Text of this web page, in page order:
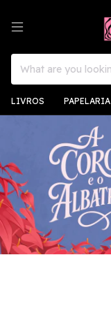
LIVROS PAPELARIA